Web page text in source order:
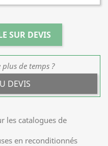
SUR DEVIS
plus de temps ?
DEVIS
les catalogues de
en reconditionnés